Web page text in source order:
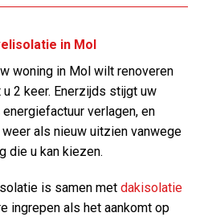
in Mol
woning in Mol wilt renoveren
2 keer. Enerzijds stijgt uw
verlagen, en
als nieuw uitzien vanwege
die u kan kiezen.
is samen met dakisolatie
ingrepen als het aankomt op